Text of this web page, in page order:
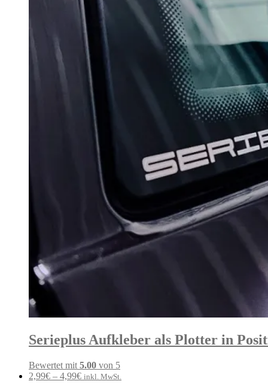
Serieplus Aufkleber als Plotter in
Bewertet mit 5.00 von 5
2,99€ – 4,99€ inkl. MwSt.